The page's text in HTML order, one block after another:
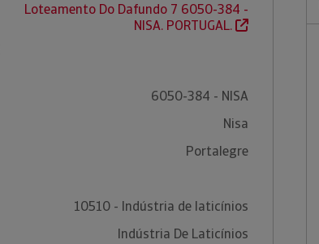
Loteamento Do Dafundo 7 6050-384 -
NISA. PORTUGAL.
6050-384 - NISA
Nisa
Portalegre
10510 - Indústria de laticínios
Indústria De Laticínios